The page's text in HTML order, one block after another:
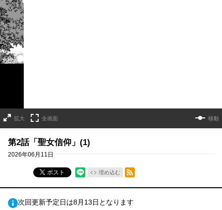
拡大 全画面 移動
第2話「聖女信仰」(1)
2026年06月11日
ポスト 埋め込む
RSSフィード
次回更新予定日は8月13日となります